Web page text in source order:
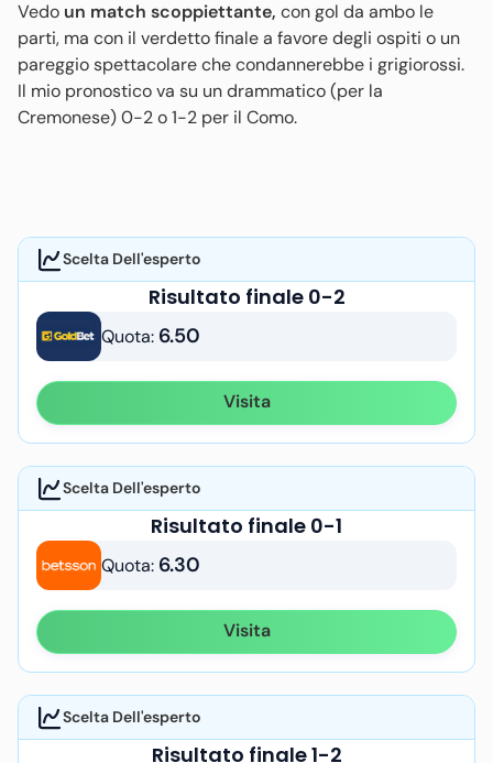
Vedo un match scoppiettante, con gol da ambo le
parti, ma con il verdetto finale a favore degli ospiti o un
pareggio spettacolare che condannerebbe i grigiorossi.
Il mio pronostico va su un drammatico (per la
Cremonese) 0-2 o 1-2 per il Como.
Scelta Dell'esperto
Risultato finale 0-2
Quota: 6.50
Visita
Scelta Dell'esperto
Risultato finale 0-1
Quota: 6.30
Visita
Scelta Dell'esperto
Risultato finale 1-2